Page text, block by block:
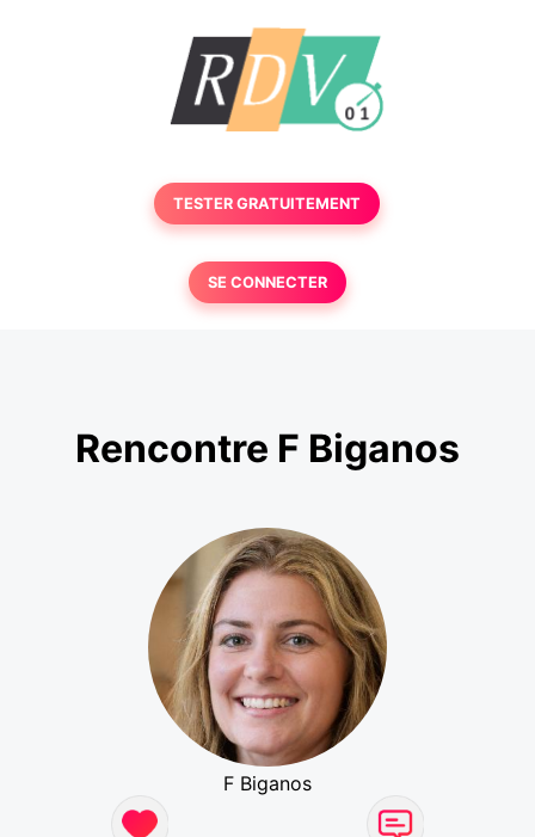
TESTER GRATUITEMENT
SE CONNECTER
Rencontre F Biganos
F Biganos